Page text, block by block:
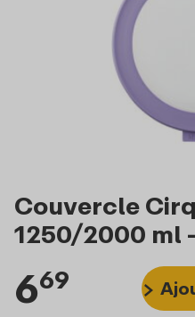
Couvercle
1250/2000 ml
669